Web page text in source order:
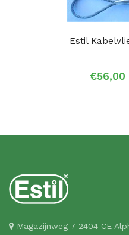
Estil
€56,00
Magazijnweg 7 2404 CE